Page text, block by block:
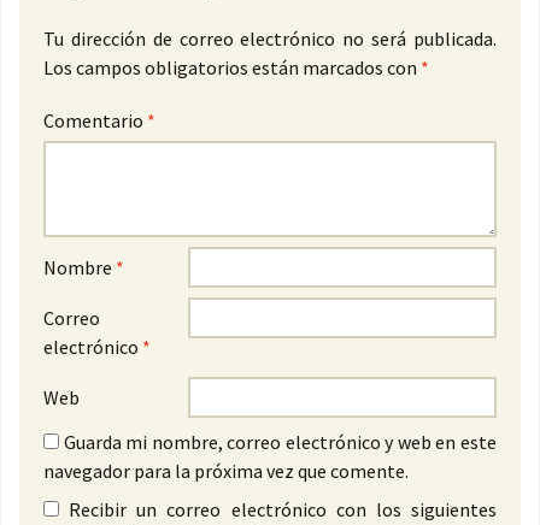
Tu dirección de correo electrónico no será publicada.
Los campos obligatorios están marcados con *
Comentario *
Nombre *
Correo
electrónico *
Web
Guarda mi nombre, correo electrónico y web en este
navegador para la próxima vez que comente.
Recibir un correo electrónico con los siguientes